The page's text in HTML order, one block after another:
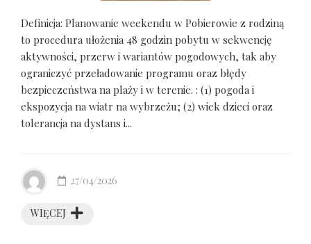
Definicja: Planowanie weekendu w Pobierowie z rodziną
to procedura ułożenia 48 godzin pobytu w sekwencję
aktywności, przerw i wariantów pogodowych, tak aby
ograniczyć przeładowanie programu oraz błędy
bezpieczeństwa na plaży i w terenie. : (1) pogoda i
ekspozycja na wiatr na wybrzeżu; (2) wiek dzieci oraz
tolerancja na dystans i...
WIĘCEJ
27/04/2026